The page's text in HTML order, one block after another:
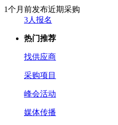
1个月前发布近期采购
3人报名
热门推荐
找供应商
采购项目
峰会活动
媒体传播